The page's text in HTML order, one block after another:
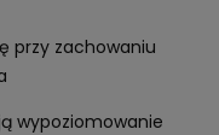
przy zachowaniu
wypoziomowanie